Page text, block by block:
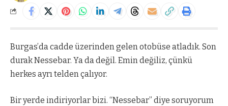
Burgas’da cadde üzerinden gelen otobüse atladık. Son
durak Nessebar. Ya da değil. Emin değiliz, çünkü
herkes ayrı telden çalıyor.
Bir yerde indiriyorlar bizi. “Nessebar” diye soruyorum